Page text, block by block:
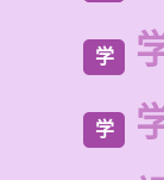
学
学